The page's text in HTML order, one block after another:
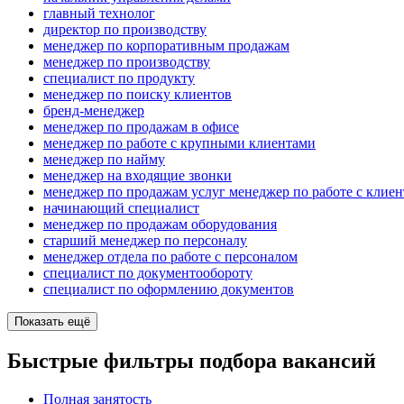
главный технолог
директор по производству
менеджер по корпоративным продажам
менеджер по производству
специалист по продукту
менеджер по поиску клиентов
бренд-менеджер
менеджер по продажам в офисе
менеджер по работе с крупными клиентами
менеджер по найму
менеджер на входящие звонки
менеджер по продажам услуг менеджер по работе с
начинающий специалист
менеджер по продажам оборудования
старший менеджер по персоналу
менеджер отдела по работе с персоналом
специалист по документообороту
специалист по оформлению документов
Показать ещё
Быстрые фильтры подбора вакансий
Полная занятость